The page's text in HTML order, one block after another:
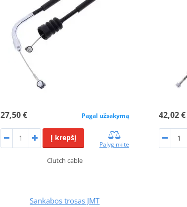
27,50 € Pagal užsakymą
Į krepšį
Palyginkite
Clutch cable
42,02 €
Sankabos trosas JMT